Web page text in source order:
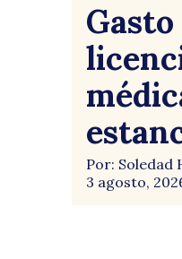
Por: Soledad
3 agosto,